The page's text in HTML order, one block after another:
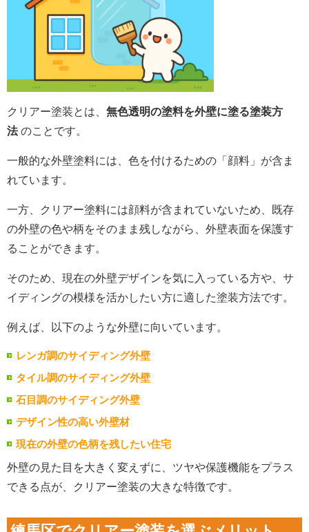
クリアー塗装とは、 無色透明の塗料を外壁に塗る塗装方
法 のことです。
一般的な外壁塗料には、色を付けるための「顔料」が含ま
れています。
一方、クリアー塗料には顔料が含まれていないため、既存
の外壁の色や柄をそのまま残しながら、外壁表面を保護す
ることができます。
そのため、現在の外壁デザインを気に入っている方や、サ
イディングの模様を活かしたい方に適した塗装方法です。
例えば、以下のような外壁に向いています。
レンガ調のサイディング外壁
タイル調のサイディング外壁
石目調のサイディング外壁
デザイン性の高い外壁材
現在の外壁の色柄を残したい住宅
外壁の見た目を大きく変えずに、ツヤや保護機能をプラス
できる点が、クリアー塗装の大きな特徴です。